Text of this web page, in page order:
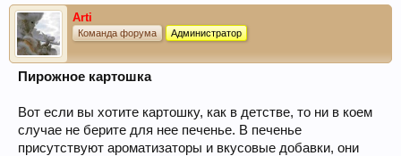
Arti
Команда форума Администратор
Пирожное картошка
Вот если вы хотите картошку, как в детстве, то ни в коем
случае не берите для нее печенье. В печенье
присутствуют ароматизаторы и вкусовые добавки, они